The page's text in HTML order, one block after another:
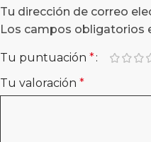
Tu dirección de correo
Los campos obligatorios
Tu puntuación *
Tu valoración *